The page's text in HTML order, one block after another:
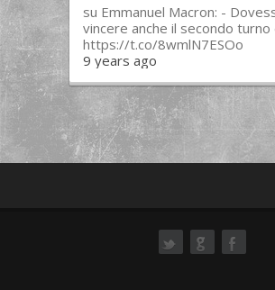
su Emmanuel Macron: -
vincere anche il secondo turno
https://t.co/8wmlN7ESOo
9 years ago